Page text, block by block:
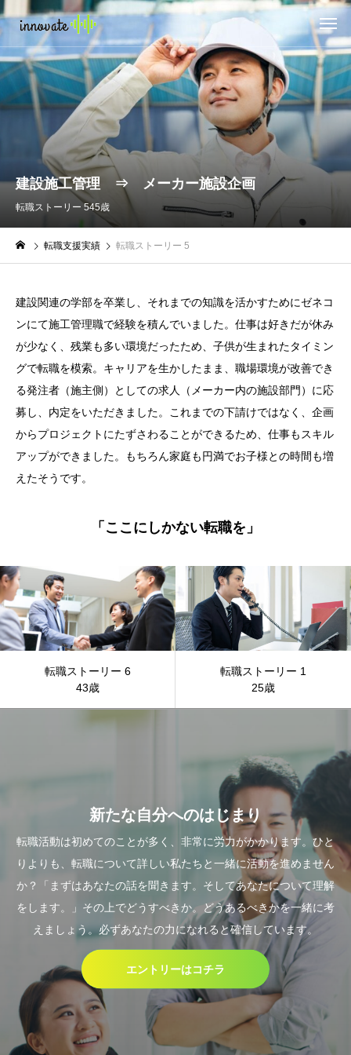
建設施工管理 ⇒ メーカー施設企画
転職ストーリー 545歳
転職支援実績 転職ストーリー 5
建設関連の学部を卒業し、それまでの知識を活かすためにゼネコ
ンにて施工管理職で経験を積んでいました。仕事は好きだが休み
が少なく、残業も多い環境だったため、子供が生まれたタイミン
グで転職を模索。キャリアを生かしたまま、職場環境が改善でき
る発注者（施主側）としての求人（メーカー内の施設部門）に応
募し、内定をいただきました。これまでの下請けではなく、企画
からプロジェクトにたずさわることができるため、仕事もスキル
アップができました。もちろん家庭も円満でお子様との時間も増
えたそうです。
「ここにしかない転職を」
転職ストーリー 6
43歳
転職ストーリー 1
25歳
新たな自分へのはじまり
転職活動は初めてのことが多く、非常に労力がかかります。ひと
りよりも、転職について詳しい私たちと一緒に活動を進めません
か？「まずはあなたの話を聞きます。そしてあなたについて理解
をします。」その上でどうすべきか。どうあるべきかを一緒に考
えましょう。必ずあなたの力になれると確信しています。
エントリーはコチラ